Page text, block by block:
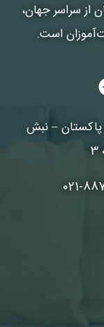
از سراسر جهان،
است.
پاکستان – نبش